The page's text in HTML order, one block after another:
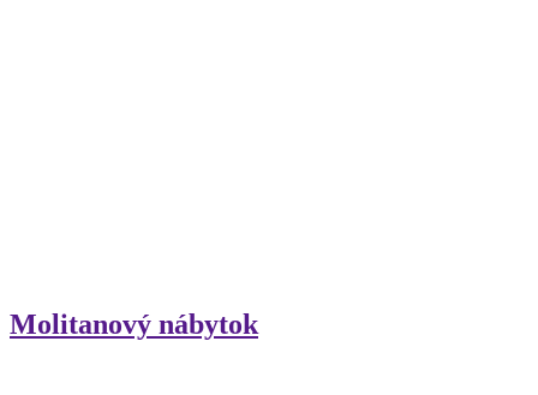
Molitanový nábytok